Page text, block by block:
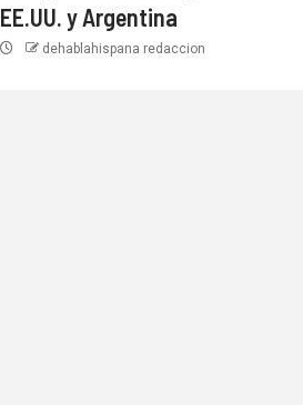
EE.UU. y Argentina
dehablahispana redaccion